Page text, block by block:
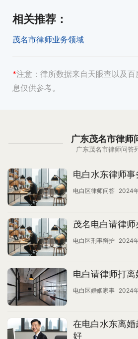
相关推荐 ：
茂名市律师业务领域
*注意： 律所数据来自天眼查以及
息仅供参考。
广东茂名市律师
广东茂名市律师问答
电白水东律师事
电白区律师问答 2024
茂名电白请律
电白区刑事辩护 2024
电白请律师打
电白区婚姻家事 2024
在电白水东离
好